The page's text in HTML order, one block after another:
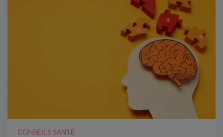
CONSEILS SANTÉ